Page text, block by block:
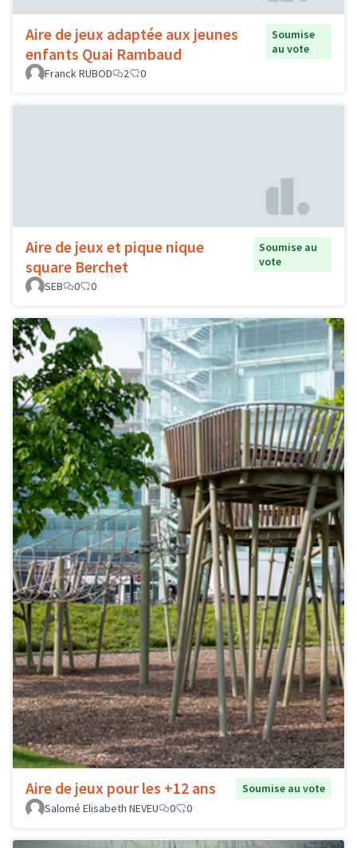
Aire de jeux adaptée aux jeunes
enfants Quai Rambaud
Soumise
au vote
Franck RUBOD
2 0
Aire de jeux et pique nique
square Berchet
Soumise au
vote
SEB
0 0
Aire de jeux pour les +12 ans
Soumise au vote
Salomé Elisabeth NEVEU
0 0